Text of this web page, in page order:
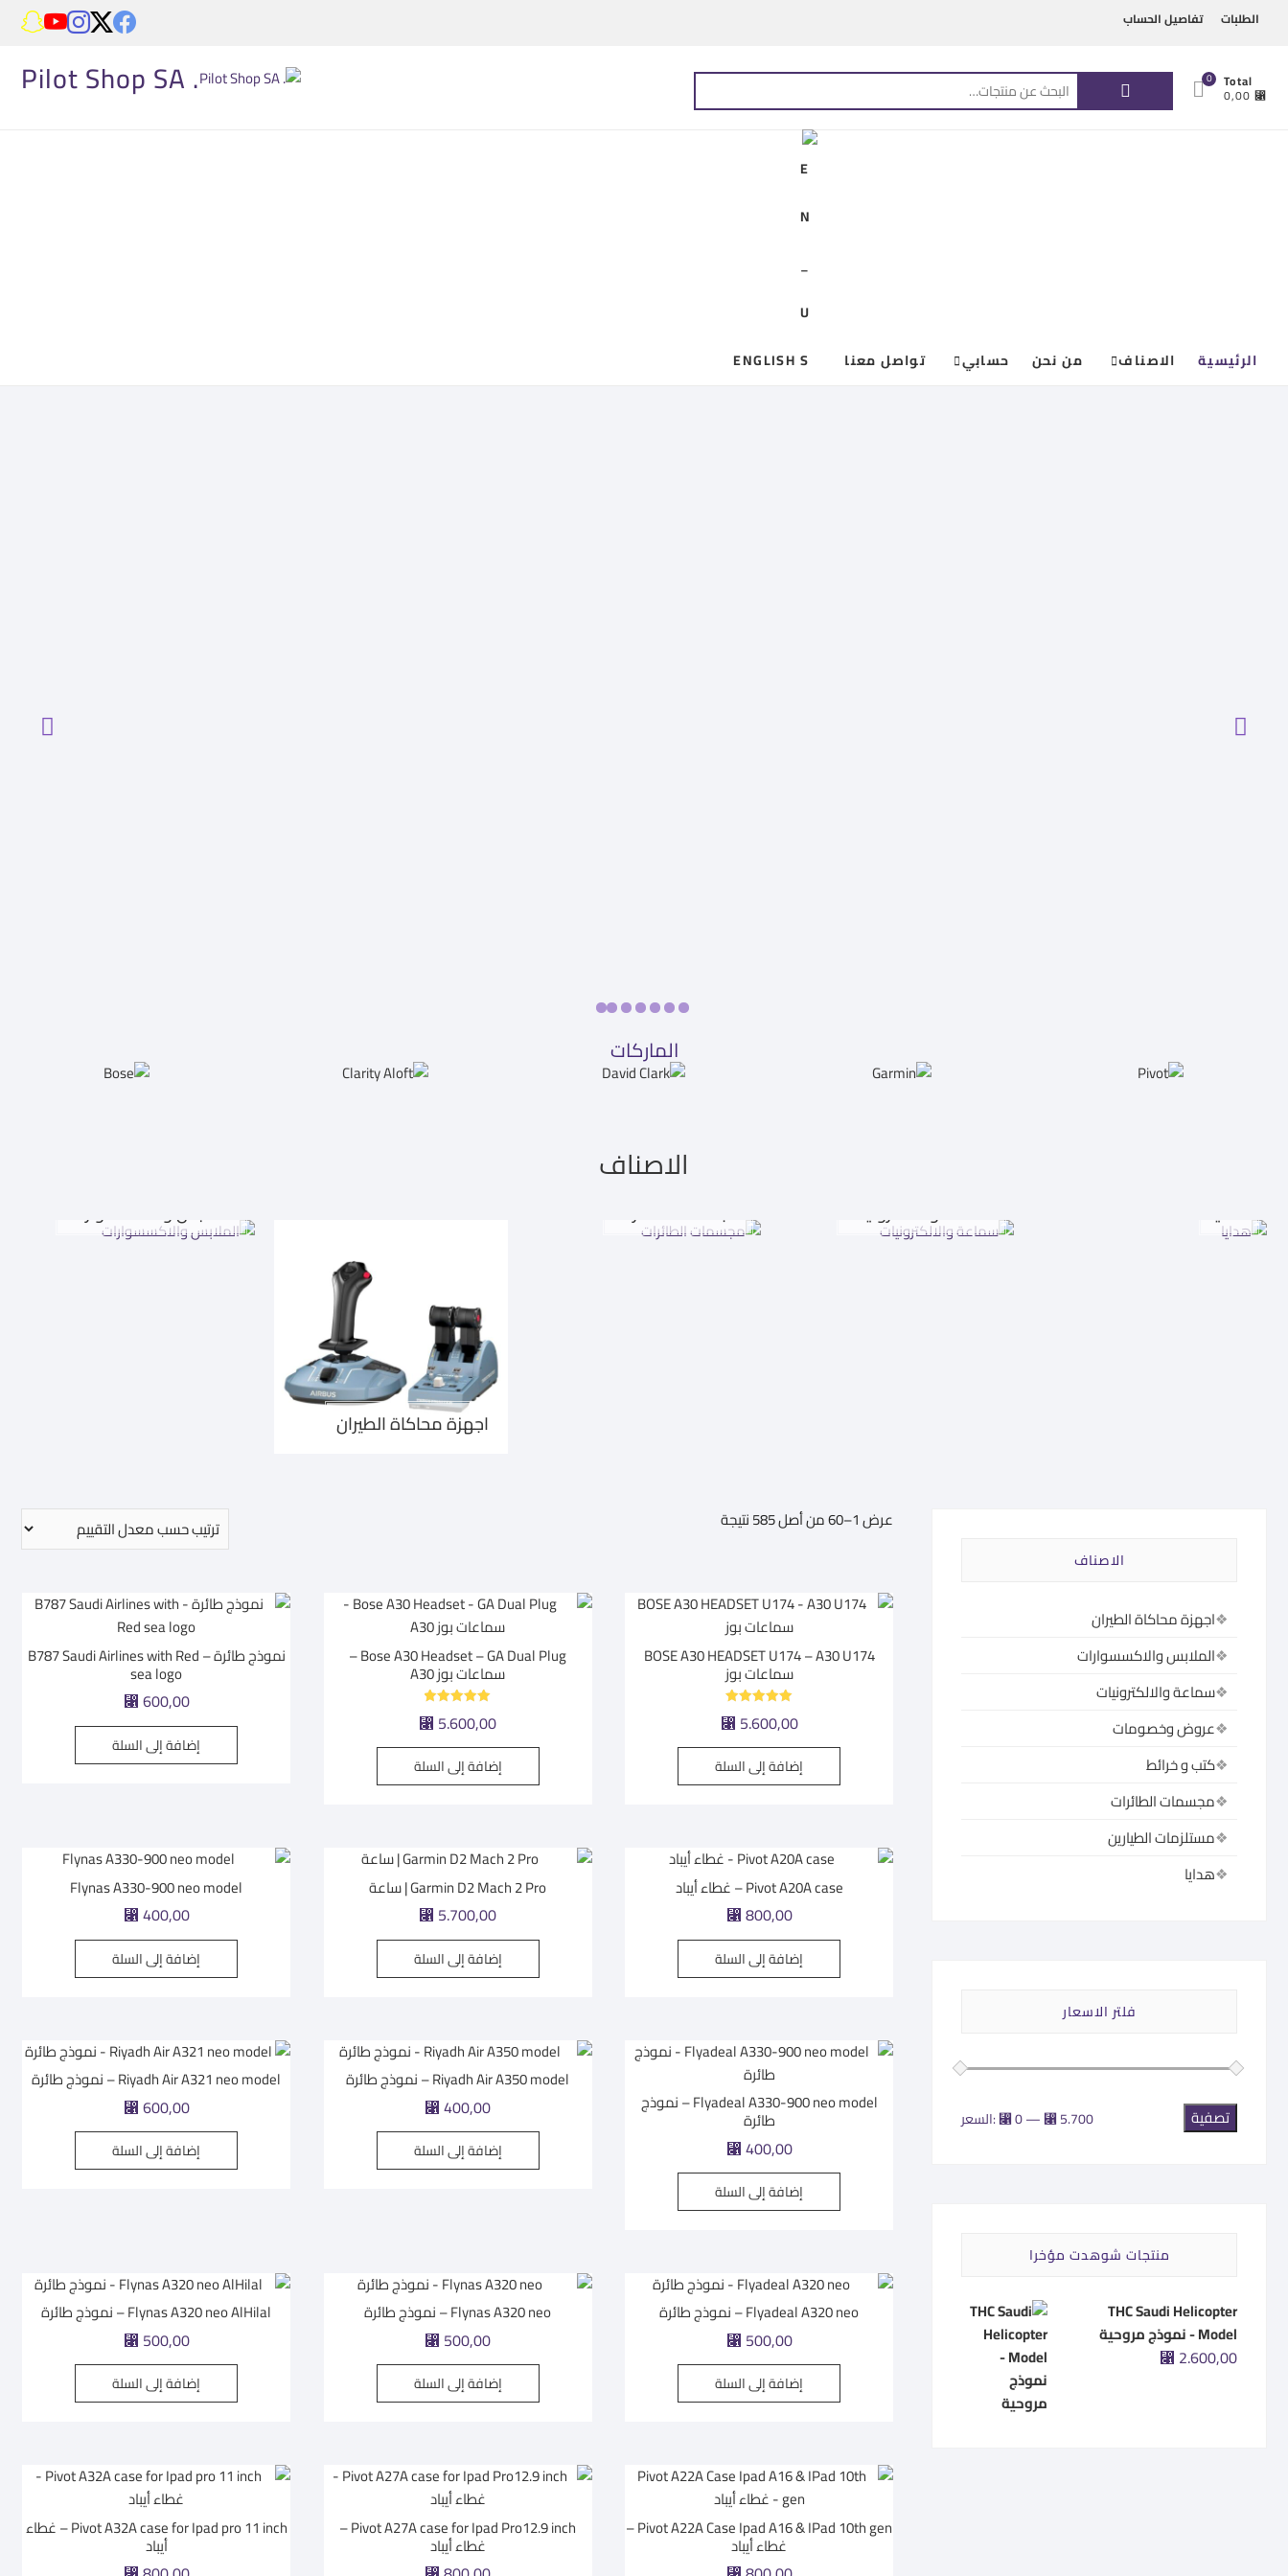
contentالطلبات تفاصيل الحساب
. Pilot Shop SA
عن:
0 Total
⃁ 0,00
الرئيسية الاصناف من نحن حسابي تواصل معنا ENGLISH
الماركات
الاصناف
الملابس والاكسسوارات
اجهزة محاكاة الطيران
مجسمات الطائرات سماعة والالكترونيات هدايا
عرض 1–60 من أصل 585 نتيجة
تم
التقييم
BOSE A30 HEADSET U174 – A30 U174
سماعات بوز
5.00
⃁ 5.600,00
إضافة إلى السلة
Bose A30 Headset – GA Dual Plug –
سماعات بوز A30
5.00
⃁ 5.600,00
إضافة إلى السلة
نموذج طائرة – B787 Saudi Airlines with Red
sea logo
⃁600,00
إضافة إلى السلة
Pivot A20A case – غطاء أيباد
⃁800,00
إضافة إلى السلة
Garmin D2 Mach 2 Pro | ساعة
⃁ 5.700,00
إضافة إلى السلة
Flynas A330-900 neo model
⃁400,00
إضافة إلى السلة
Flyadeal A330-900 neo model – نموذج
طائرة
⃁400,00
إضافة إلى السلة
Riyadh Air A350 model – نموذج طائرة
⃁400,00
إضافة إلى السلة
Riyadh Air A321 neo model – نموذج طائرة
⃁600,00
إضافة إلى السلة
Flyadeal A320 neo – نموذج طائرة
⃁ 500,00
إضافة إلى السلة
Flynas A320 neo – نموذج طائرة
⃁ 500,00
إضافة إلى السلة
Flynas A320 neo AlHilal – نموذج طائرة
⃁ 500,00
إضافة إلى السلة
Pivot A22A Case Ipad A16 & IPad 10th gen –
غطاء أيباد
Pivot A27A case for Ipad Pro12.9 inch –
غطاء أيباد
Pivot A32A case for Ipad pro 11 inch – غطاء
أيباد
الاصناف
اجهزة محاكاة الطيران
الملابس والاكسسوارات
سماعة والالكترونيات
عروض وخصومات
كتب و خرائط
مجسمات الطائرات
مستلزمات الطيارين
هدايا
فلتر الاسعار
تصفية السعر:⃁ 0—⃁ 5.700
منتجات شوهدت مؤخرا
THC Saudi Helicopter
Model - نموذج مروحية
⃁ 2.600,00